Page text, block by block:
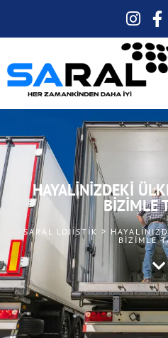
HAYALINIZDEKI
BIZIMLE
SARAL LOJISTIK >
BIZIMLE